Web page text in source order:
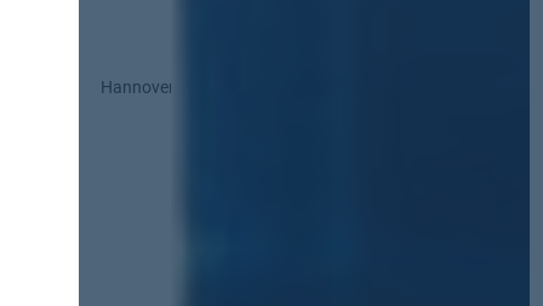
Hannover